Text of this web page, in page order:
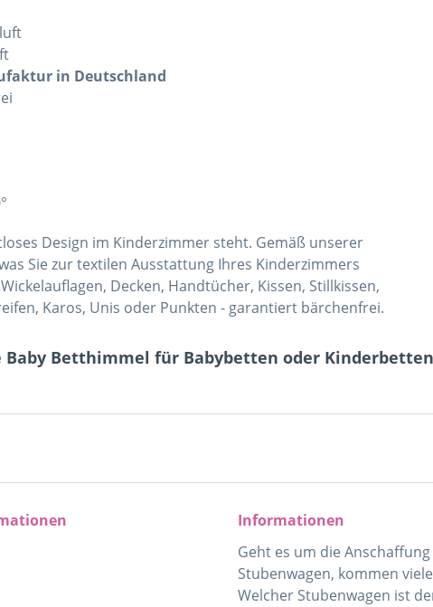
in Deutschland
Design im Kinderzimmer steht. Gemäß unserer
Sie zur textilen Ausstattung Ihres Kinderzimmers
Decken, Handtücher, Kissen, Stillkissen,
Karos, Unis oder Punkten - garantiert bärchenfrei.
Betthimmel für Babybetten oder
Informationen
Geht es um die
Stubenwagen, kommen
Welcher Stubenwagen ist